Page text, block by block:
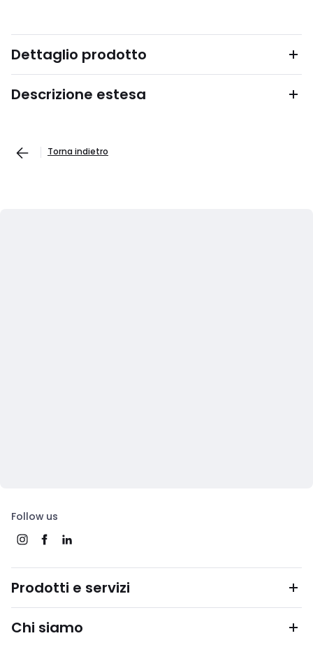
Dettaglio prodotto
Descrizione estesa
Torna indietro
Follow us
Prodotti e servizi
Chi siamo